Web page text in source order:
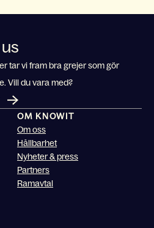
tar vi fram bra grejer som gör
Vill du vara med?
OM KNOWIT
Om oss
Hållbarhet
Nyheter & press
Partners
Ramavtal